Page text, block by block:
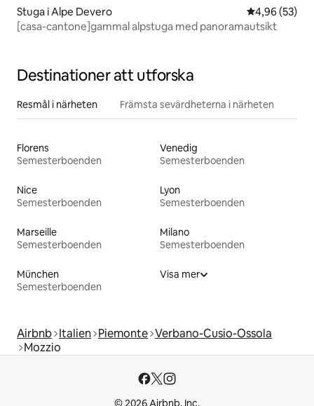
Stuga i Alpe Devero 4,96 av 5 i
4,96 (53)
[casa-cantone]gammal alpstuga med panoramautsikt
Destinationer att utforska
Resmål i närheten Främsta sevärdheterna i närheten
Florens
Semesterboenden
Venedig
Semesterboenden
Nice
Semesterboenden
Lyon
Semesterboenden
Marseille
Semesterboenden
Milano
Semesterboenden
München
Semesterboenden
Visa mer
Airbnb Italien Piemonte Verbano-Cusio-Ossola
Mozzio
© 2026 Airbnb, Inc.